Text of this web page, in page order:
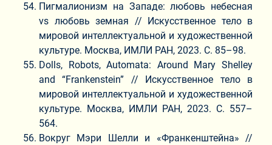
Пигмалионизм на Западе: любовь небесная
vs любовь земная // Искусственное тело в
мировой интеллектуальной и художественной
культуре. Москва, ИМЛИ РАН, 2023. С. 85–98.
Dolls, Robots, Automata: Around Mary Shelley
and “Frankenstein” // Искусственное тело в
мировой интеллектуальной и художественной
культуре. Москва, ИМЛИ РАН, 2023. С. 557–
564.
Вокруг Мэри Шелли и «Франкенштейна» //